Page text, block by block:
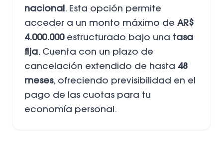
nacional . Esta opción permite
acceder a un monto máximo de AR$
4.000.000estructurado bajo una tasa
fija. Cuenta con un plazo de
cancelación extendido de hasta 48
meses, ofreciendo previsibilidad en el
pago de las cuotas para tu
economía personal.